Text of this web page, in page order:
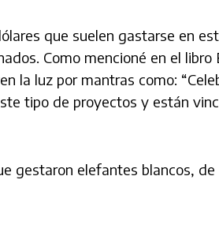
que suelen gastarse en
Como mencioné en el libro
la luz por mantras como:
tipo de proyectos y están
gestaron elefantes blancos, de